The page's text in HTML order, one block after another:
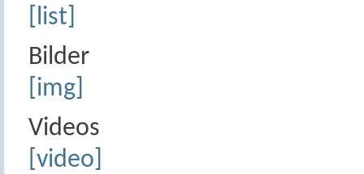
[list]
Bilder
[img]
Videos
[video]